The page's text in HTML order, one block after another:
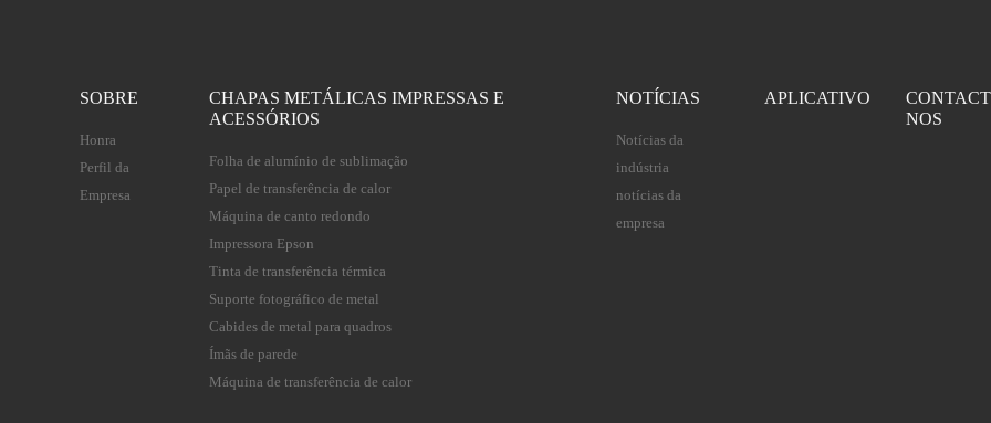
SOBRE
Honra
Perfil da
Empresa
CHAPAS METÁLICAS IMPRESSAS E
ACESSÓRIOS
Folha de alumínio de sublimação
Papel de transferência de calor
Máquina de canto redondo
Impressora Epson
Tinta de transferência térmica
Suporte fotográfico de metal
Cabides de metal para quadros
Ímãs de parede
Máquina de transferência de calor
NOTÍCIAS
Notícias da
indústria
notícias da
empresa
APLICATIVO
NOS